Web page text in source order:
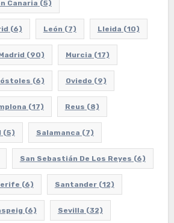
Canaria (5)
(6) León (7) Lleida (10)
(90) Murcia (17)
(6) Oviedo (9)
(17) Reus (8)
(5) Salamanca (7)
San Sebastián De Los Reyes (6)
(6) Santander(12)
(6) Sevilla (32)